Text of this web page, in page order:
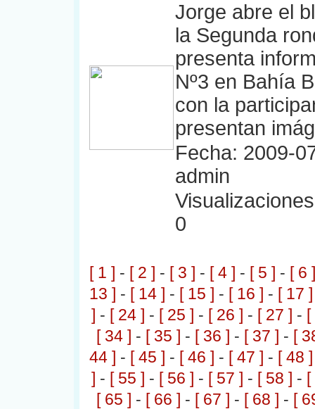
Jorge abre el
la Segunda
presenta
Nº3 en Bahía
con la
presentan
Fecha: 2009-
admin
0
[ 1 ] - [ 2 ] - [ 3 ] - [ 4 ] - [ 5 ] - [ 6 ]
13 ] - [ 14 ] - [ 15 ] - [ 16 ] - [ 17 ]
] - [ 24 ] - [ 25 ] - [ 26 ] - [ 27 ] - [
[ 34 ] - [ 35 ] - [ 36 ] - [ 37 ] - [
44 ] - [ 45 ] - [ 46 ] - [ 47 ] - [ 48 ]
] - [ 55 ] - [ 56 ] - [ 57 ] - [ 58 ] - [
[ 65 ] - [ 66 ] - [ 67 ] - [ 68 ] - [